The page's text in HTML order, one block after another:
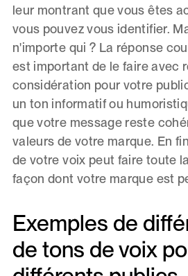
leur montrant que vous êtes
vous pouvez vous identifier.
n'importe qui ? La réponse
est important de le faire avec
considération pour votre
un ton informatif ou
que votre message reste
valeurs de votre marque. En
de votre voix peut faire toute
façon dont votre marque est
Exemples de
de tons de voix